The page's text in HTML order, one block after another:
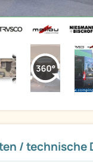
/ technische